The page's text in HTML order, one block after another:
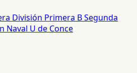
División Primera BSegunda
Naval U de Conce